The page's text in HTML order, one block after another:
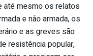
até mesmo os relatos
e não armada, os
e as greves são
resistência popular,